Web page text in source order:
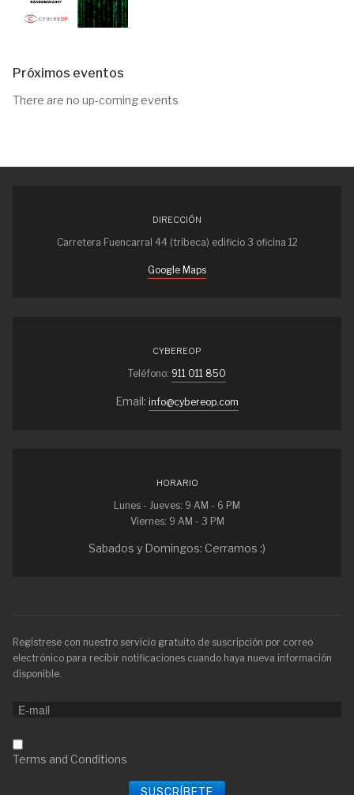
Próximos eventos
There are no up-coming events
DIRECCIÓN
Carretera Fuencarral 44 (tribeca) edificio 3 oficina 12
Google Maps
CYBEREOP
Teléfono: 911 011 850
Email: info@cybereop.com
HORARIO
Lunes - Jueves: 9 AM - 6 PM
Viernes: 9 AM - 3 PM
Sabados y Domingos: Cerramos :)
Regístrese con nuestro servicio gratuito de suscripción por correo
electrónico para recibir notificaciones cuando haya nueva información
disponible.
Terms and Conditions